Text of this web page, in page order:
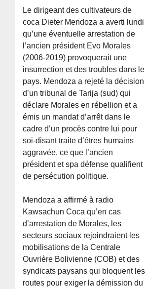
Le dirigeant des cultivateurs de
coca Dieter Mendoza a averti lundi
qu’une éventuelle arrestation de
l’ancien président Evo Morales
(2006-2019) provoquerait une
insurrection et des troubles dans le
pays. Mendoza a rejeté la décision
d’un tribunal de Tarija (sud) qui
déclare Morales en rébellion et a
émis un mandat d’arrêt dans le
cadre d’un procès contre lui pour
soi-disant traite d’êtres humains
aggravée, ce que l’ancien
président et spa défense qualifient
de persécution politique.
Mendoza a affirmé à radio
Kawsachun Coca qu’en cas
d’arrestation de Morales, les
secteurs sociaux rejoindraient les
mobilisations de la Centrale
Ouvrière Bolivienne (COB) et des
syndicats paysans qui bloquent les
routes pour exiger la démission du